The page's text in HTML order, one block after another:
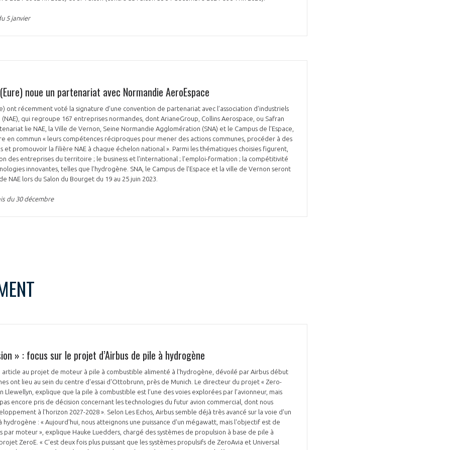
5 janvier
noue un partenariat avec Normandie AeroEspace
ont récemment voté la signature d’une convention de partenariat avec l’association d’industriels
qui regroupe 167 entreprises normandes, dont ArianeGroup, Collins Aerospace, ou Safran
lie NAE, la Ville de Vernon, Seine Normandie Agglomération (SNA) et le Campus de l’Espace,
en commun « leurs compétences réciproques pour mener des actions communes, procéder à des
et promouvoir la filière NAE à chaque échelon national ». Parmi les thématiques choisies figurent,
des entreprises du territoire ; le business et l’international ; l’emploi-formation ; la compétitivité
innovantes, telles que l’hydrogène. SNA, le Campus de l’Espace et la ville de Vernon seront
NAE lors du Salon du Bourget du 19 au 25 juin 2023.
du 30 décembre
» : focus sur le projet d’Airbus de pile à hydrogène
article au projet de moteur à pile à combustible alimenté à l'hydrogène, dévoilé par Airbus début
ont lieu au sein du centre d'essai d'Ottobrunn, près de Munich. Le directeur du projet « Zero-
Llewellyn, explique que la pile à combustible est l’une des voies explorées par l’avionneur, mais
encore pris de décision concernant les technologies du futur avion commercial, dont nous
à l'horizon 2027-2028 ». Selon Les Echos, Airbus semble déjà très avancé sur la voie d'un
: « Aujourd'hui, nous atteignons une puissance d'un mégawatt, mais l'objectif est de
par moteur », explique Hauke Luedders, chargé des systèmes de propulsion à base de pile à
ZeroE. « C'est deux fois plus puissant que les systèmes propulsifs de ZeroAvia et Universal